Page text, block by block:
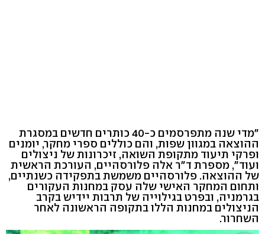
"מדי שנה מתפרסמים כ-40 כותרים חדשים במסגרת
ההוצאה במגוון שפות, והם כוללים ספרי מחקר, יומנים
ופרקי תיעוד מתקופת השואה, זיכרונות של ניצולים
ועוד", מספרת ד"ר אלה פלורסהיים, העורכת הראשית
של ההוצאה. פלורסהיים משמשת בתפקידה כשנתיים,
ותחום המחקר האישי שלה עסק במחנות העקורים
בגרמניה, ובפרט בגילוייה של תרבות יידיש בקרב
הניצולים במחנות הללו בתקופה הראשונה לאחר
השחרור.